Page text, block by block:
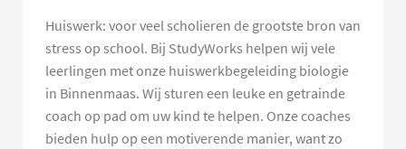
Huiswerk: voor veel scholieren de grootste bron van
stress op school. Bij StudyWorks helpen wij vele
leerlingen met onze huiswerkbegeleiding biologie
in Binnenmaas. Wij sturen een leuke en getrainde
coach op pad om uw kind te helpen. Onze coaches
bieden hulp op een motiverende manier, want zo